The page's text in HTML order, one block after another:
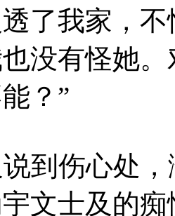
了我家，
没有怪她
？”
到伤心处，
文士及的